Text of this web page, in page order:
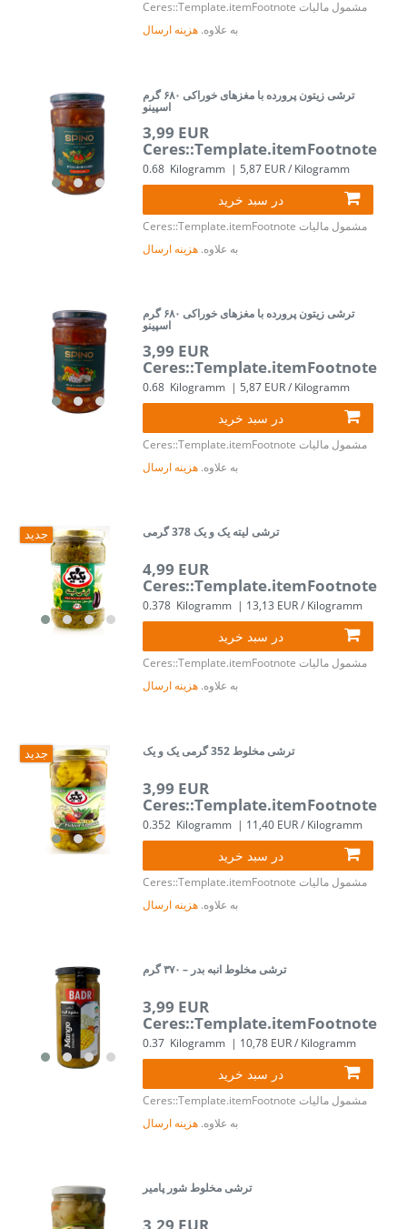
Ceres::Template.itemFootnote مشمول مالیات
به علاوه. هزینه ارسال
ترشی زیتون پرورده با مغزهای خوراکی ۶۸۰ گرم
اسپینو
3,99 EUR
Ceres::Template.itemFootnote
0.68 Kilogramm | 5,87 EUR / Kilogramm
در سبد خرید
Ceres::Template.itemFootnote مشمول مالیات
به علاوه. هزینه ارسال
ترشی زیتون پرورده با مغزهای خوراکی ۶۸۰ گرم
اسپینو
3,99 EUR
Ceres::Template.itemFootnote
0.68 Kilogramm | 5,87 EUR / Kilogramm
در سبد خرید
Ceres::Template.itemFootnote مشمول مالیات
به علاوه. هزینه ارسال
جدید ترشی لیته یک و یک 378 گرمی
4,99 EUR
Ceres::Template.itemFootnote
0.378 Kilogramm | 13,13 EUR / Kilogramm
در سبد خرید
Ceres::Template.itemFootnote مشمول مالیات
به علاوه. هزینه ارسال
جدید ترشی مخلوط 352 گرمی یک و یک
3,99 EUR
Ceres::Template.itemFootnote
0.352 Kilogramm | 11,40 EUR / Kilogramm
در سبد خرید
Ceres::Template.itemFootnote مشمول مالیات
به علاوه. هزینه ارسال
ترشی مخلوط انبه بدر – ۳۷۰ گرم
3,99 EUR
Ceres::Template.itemFootnote
0.37 Kilogramm | 10,78 EUR / Kilogramm
در سبد خرید
Ceres::Template.itemFootnote مشمول مالیات
به علاوه. هزینه ارسال
ترشی مخلوط شور پامیر